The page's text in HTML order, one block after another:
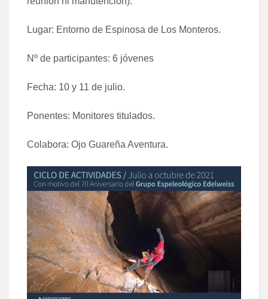
Lugar: Entorno de Espinosa de Los Monteros.
Nº de participantes: 6 jóvenes
Fecha: 10 y 11 de julio.
Ponentes: Monitores titulados.
Colabora: Ojo Guareña Aventura.